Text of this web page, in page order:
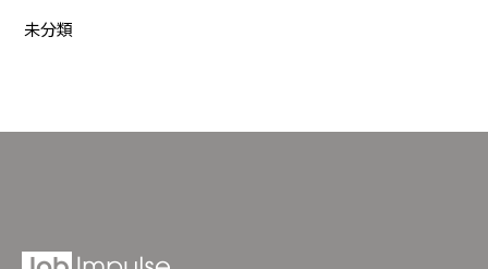
未分類